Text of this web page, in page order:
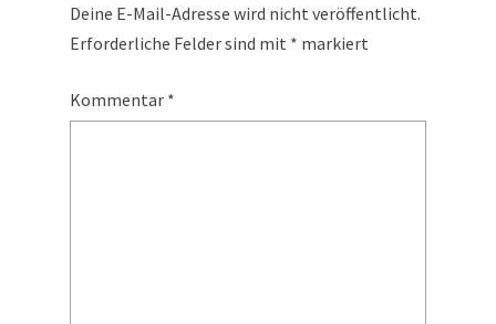
Deine E-Mail-Adresse wird nicht veröffentlicht.
Erforderliche Felder sind mit * markiert
Kommentar *